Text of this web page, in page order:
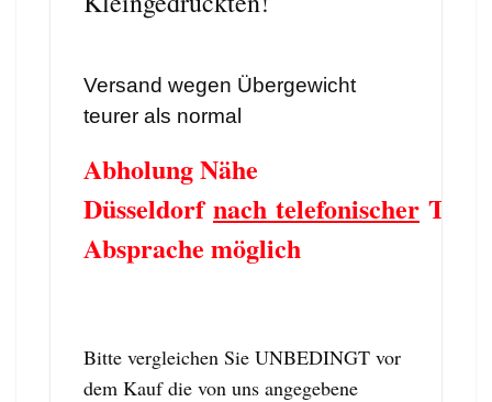
Versand wegen Übergewicht
teurer als normal
Abholung Nähe
Düsseldorfnach telefonischer
Absprache möglich
Bitte vergleichen Sie UNBEDINGT vor
dem Kauf die von uns angegebene